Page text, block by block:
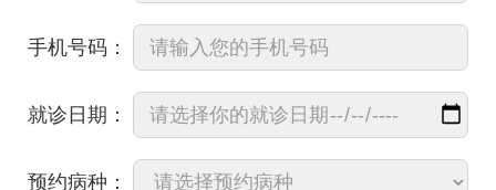
手机号码：
就诊日期：
预约病种：